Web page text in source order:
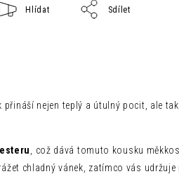
Hlídat Sdílet
nejen teplý a útulný pocit, ale
, což dává tomuto kousku
chladný vánek, zatímco vás udržuje